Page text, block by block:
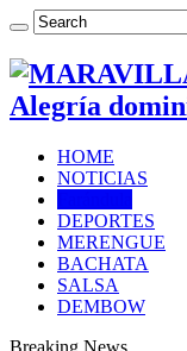
Alegría
HOME
NOTICIAS
DEPORTES
MERENGUE
BACHATA
SALSA
DEMBOW
Breaking News